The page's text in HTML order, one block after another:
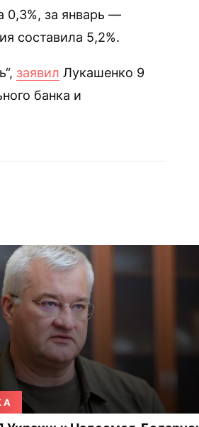
0,3%, за январь —
составила 5,2%.
заявил Лукашенко 9
банка и